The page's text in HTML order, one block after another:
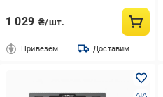
1 029 ₴/шт.
Привезём Доставим